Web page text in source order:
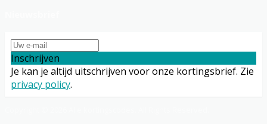
Inschrijven
Je kan je altijd uitschrijven voor onze kortingsbrief. Zie
privacy policy.